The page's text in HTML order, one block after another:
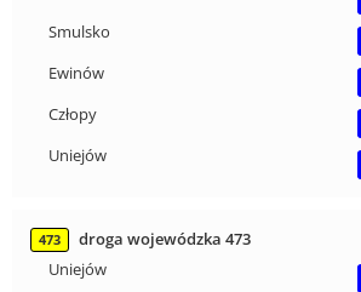
Smulsko
Ewinów
Człopy
Uniejów
473
droga wojewódzka 473
Uniejów